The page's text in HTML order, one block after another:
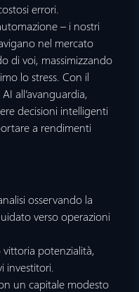
errori.
– i nostri
nel mercato
di voi, massimizzando
lo stress. Con il
all’avanguardia,
decisioni intelligenti
a rendimenti
osservando la
verso operazioni
vittoria potenzialità,
investitori.
un capitale modesto